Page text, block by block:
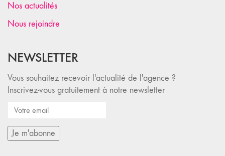
Nos actualités
Nous rejoindre
NEWSLETTER
Vous souhaitez recevoir l'actualité de l'agence ?
Inscrivez-vous gratuitement à notre newsletter